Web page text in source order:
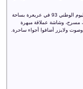
ترفيه الشرقية تحتفل باليوم الوطني 93 في عريعرة بساحة
مفتوحة، مع كراسي VIP، مسرح، وشاشة عملاقة مبهرة
ولايزر أضافوا أجواء ساحرة.